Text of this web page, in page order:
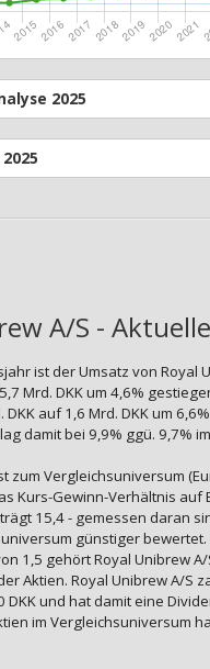
2025
A/S -
ist der Umsatz von Royal
Mrd. DKK um 4,6%
auf 1,6 Mrd. DKK um
damit bei 9,9% ggü. 9,7%
zum Vergleichsuniversum
Kurs-Gewinn-Verhältnis auf
15,4 - gemessen daran
günstiger bewertet.
1,5 gehört Royal Unibrew
Aktien. Royal Unibrew A/S
DKK und hat damit eine
im Vergleichsuniversum